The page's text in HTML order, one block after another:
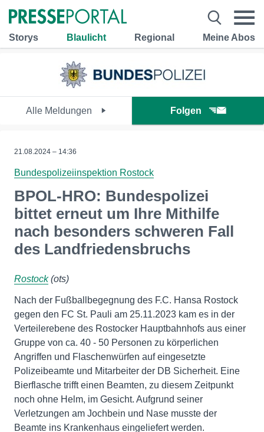
Storys Blaulicht Regional Meine Abos
Alle Meldungen Folgen
21.08.2024 – 14:36
Bundespolizeiinspektion Rostock
BPOL-HRO: Bundespolizei
bittet erneut um Ihre Mithilfe
nach besonders schweren Fall
des Landfriedensbruchs
Rostock(ots)
Nach der Fußballbegegnung des F.C. Hansa Rostock
gegen den FC St. Pauli am 25.11.2023 kam es in der
Verteilerebene des Rostocker Hauptbahnhofs aus einer
Gruppe von ca. 40 - 50 Personen zu körperlichen
Angriffen und Flaschenwürfen auf eingesetzte
Polizeibeamte und Mitarbeiter der DB Sicherheit. Eine
Bierflasche trifft einen Beamten, zu diesem Zeitpunkt
noch ohne Helm, im Gesicht. Aufgrund seiner
Verletzungen am Jochbein und Nase musste der
Beamte ins Krankenhaus eingeliefert werden.